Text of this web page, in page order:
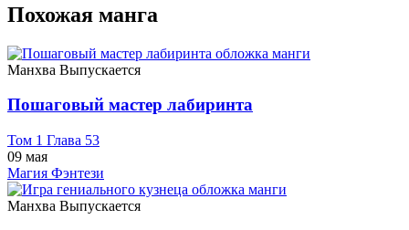
Похожая манга
Манхва Выпускается
Пошаговый мастер лабиринта
Том 1 Глава 53
09 мая
Магия Фэнтези
Манхва Выпускается